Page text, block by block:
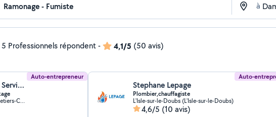
à
Professionnels répondent- 4,1/5 (50 avis)
Auto-entrepreneur
Ali Bouras (Ali B & All Services)
Audincourt (Gare-Naille-Arbletiers-Cantons)
Auto-
Stephane Lepage
Plombier,chauffagiste
L'Isle-sur-le-Doubs (L'Isle-sur-le-Doubs)
4,6/5 (10 avis)